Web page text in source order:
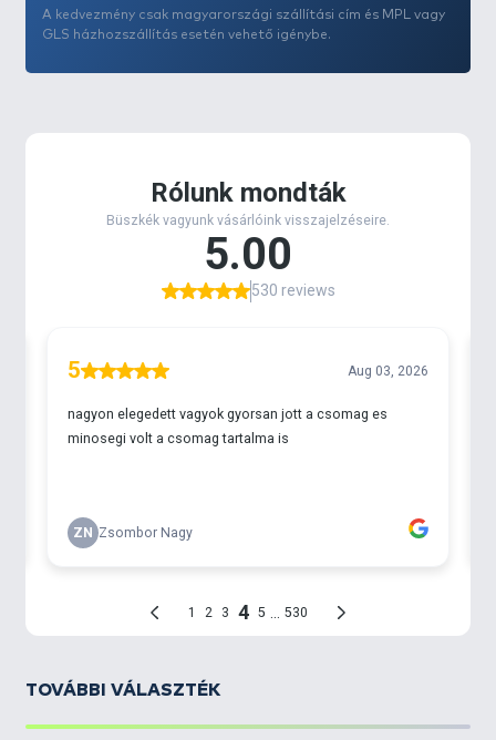
A kedvezmény csak magyarországi szállítási cím és MPL vagy
GLS házhozszállítás esetén vehető igénybe.
TOVÁBBI VÁLASZTÉK